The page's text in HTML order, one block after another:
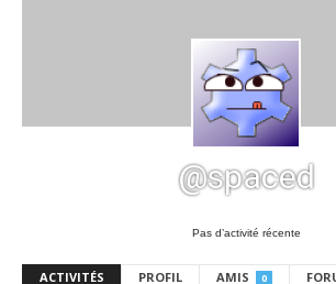
@spaced
Pas d’activité récente
ACTIVITÉS PROFIL AMIS 0